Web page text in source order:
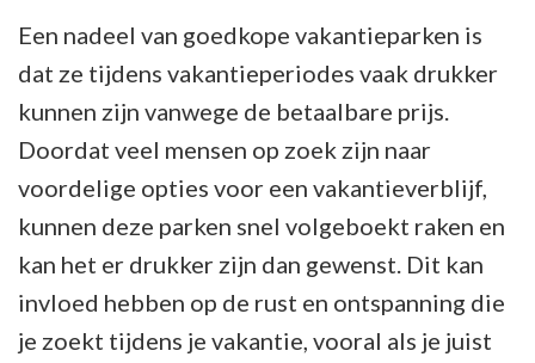
Een nadeel van goedkope vakantieparken is
dat ze tijdens vakantieperiodes vaak drukker
kunnen zijn vanwege de betaalbare prijs.
Doordat veel mensen op zoek zijn naar
voordelige opties voor een vakantieverblijf,
kunnen deze parken snel volgeboekt raken en
kan het er drukker zijn dan gewenst. Dit kan
invloed hebben op de rust en ontspanning die
je zoekt tijdens je vakantie, vooral als je juist